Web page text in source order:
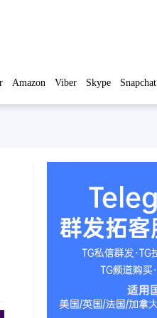
Amazon Viber Skype Snapchat